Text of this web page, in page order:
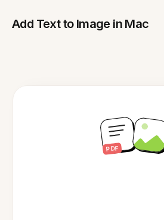
Add Text to Image in Mac